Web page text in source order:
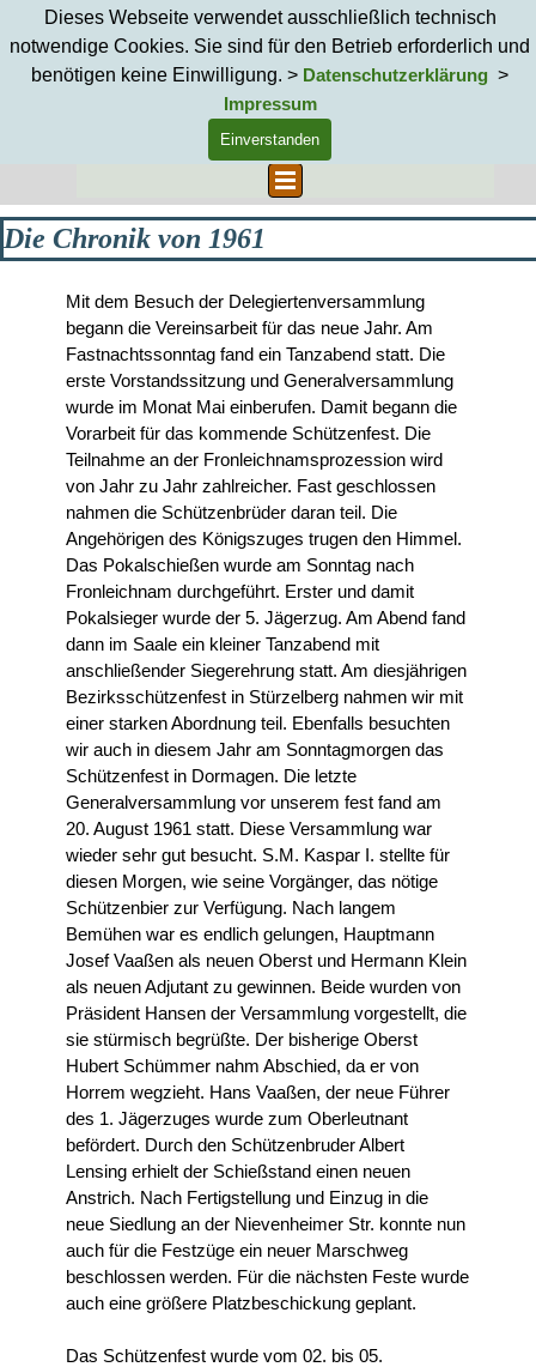
Dieses Webseite verwendet ausschließlich technisch
notwendige Cookies. Sie sind für den Betrieb erforderlich und
benötigen keine Einwilligung. > Datenschutzerklärung >
Impressum
Einverstanden
Direkt zum Seiteninhalt
Suchen
Menü überspringen
Die Chronik von 1961
Mit dem Besuch der Delegiertenversammlung
begann die Vereinsarbeit für das neue Jahr. Am
Fastnachtssonntag fand ein Tanzabend statt. Die
erste Vorstandssitzung und Generalversammlung
wurde im Monat Mai einberufen. Damit begann die
Vorarbeit für das kommende Schützenfest. Die
Teilnahme an der Fronleichnamsprozession wird
von Jahr zu Jahr zahlreicher. Fast geschlossen
nahmen die Schützenbrüder daran teil. Die
Angehörigen des Königszuges trugen den Himmel.
Das Pokalschießen wurde am Sonntag nach
Fronleichnam durchgeführt. Erster und damit
Pokalsieger wurde der 5. Jägerzug. Am Abend fand
dann im Saale ein kleiner Tanzabend mit
anschließender Siegerehrung statt. Am diesjährigen
Bezirksschützenfest in Stürzelberg nahmen wir mit
einer starken Abordnung teil. Ebenfalls besuchten
wir auch in diesem Jahr am Sonntagmorgen das
Schützenfest in Dormagen. Die letzte
Generalversammlung vor unserem fest fand am
20. August 1961 statt. Diese Versammlung war
wieder sehr gut besucht. S.M. Kaspar I. stellte für
diesen Morgen, wie seine Vorgänger, das nötige
Schützenbier zur Verfügung. Nach langem
Bemühen war es endlich gelungen, Hauptmann
Josef Vaaßen als neuen Oberst und Hermann Klein
als neuen Adjutant zu gewinnen. Beide wurden von
Präsident Hansen der Versammlung vorgestellt, die
sie stürmisch begrüßte. Der bisherige Oberst
Hubert Schümmer nahm Abschied, da er von
Horrem wegzieht. Hans Vaaßen, der neue Führer
des 1. Jägerzuges wurde zum Oberleutnant
befördert. Durch den Schützenbruder Albert
Lensing erhielt der Schießstand einen neuen
Anstrich. Nach Fertigstellung und Einzug in die
neue Siedlung an der Nievenheimer Str. konnte nun
auch für die Festzüge ein neuer Marschweg
beschlossen werden. Für die nächsten Feste wurde
auch eine größere Platzbeschickung geplant.
Das Schützenfest wurde vom 02. bis 05.